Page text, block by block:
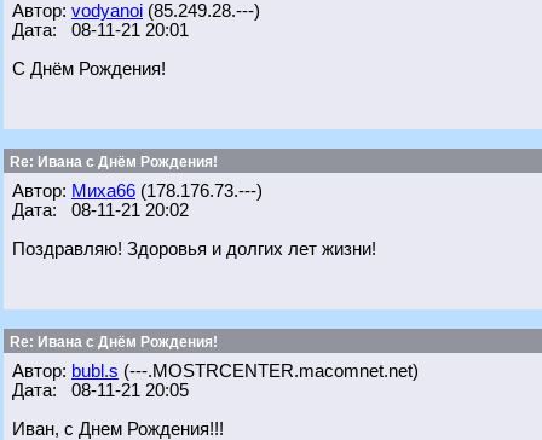
Автор: vodyanoi (85.249.28.---)
Дата: 08-11-21 20:01
С Днём Рождения!
Re: Ивана с Днём Рождения!
Автор: Миха66 (178.176.73.---)
Дата: 08-11-21 20:02
Поздравляю! Здоровья и долгих лет жизни!
Re: Ивана с Днём Рождения!
Автор: bubl.s (---.MOSTRCENTER.macomnet.net)
Дата: 08-11-21 20:05
Иван, с Днем Рождения!!!